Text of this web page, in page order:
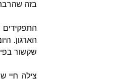
בזה
הארגון.
שקשור
צילה חיי